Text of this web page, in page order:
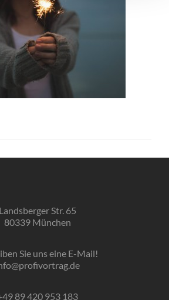
Landsberger Str. 65
80339 München
Sie uns eine E-Mail!
89 420 953 183